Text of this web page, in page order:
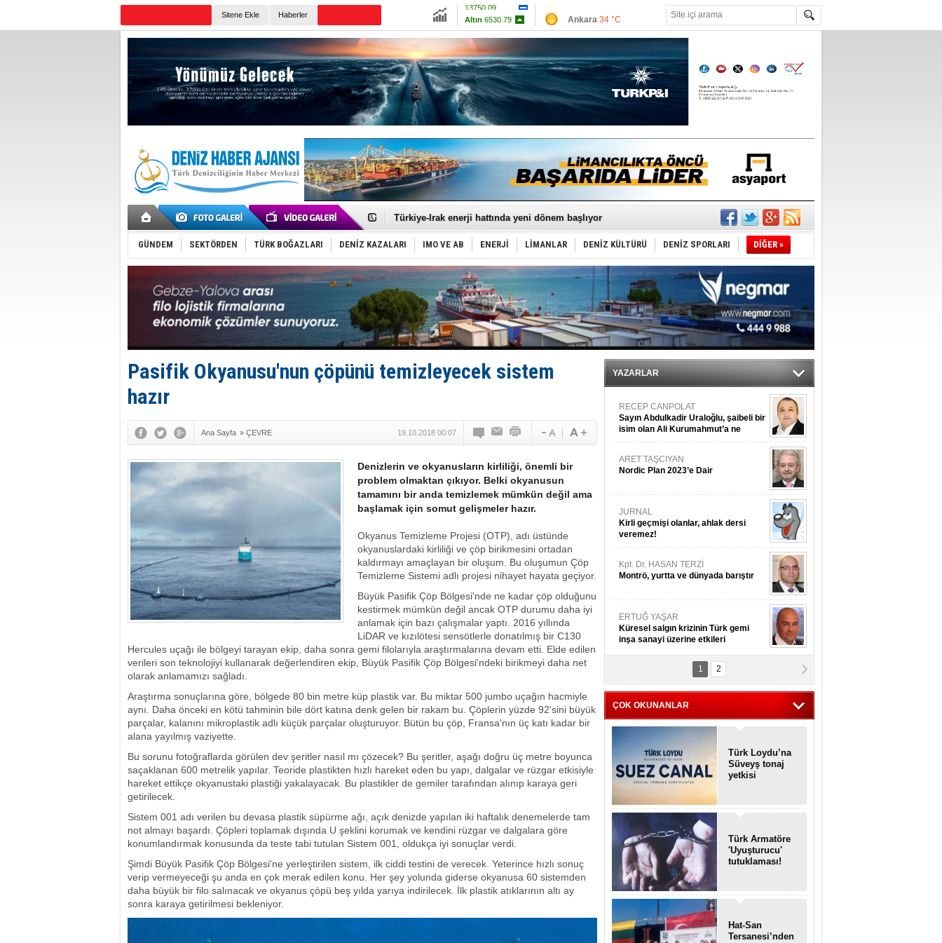
Sitene Ekle Haberler
Euro55.0212
Ankara 34 °C
Antalya31 °C
Muğla 36 °C
Çanakkale 35 °C
LNG taşımacılığında maliyetler katlandı
Türkiye-Irak enerji hattında yeni dönem başlıyor
Türk Armatöre 'Uyuşturucu' tutuklaması!
Deniz turizminde yeni ‘Ceza Rejimi’!
DÖDER, 28. Dönem Yönetim Kurulu Başkanını seçti!
Fairline, Türkiye’de ‘SoleMarin’i seçti
Baltık Denizi'nde tarih yazıldı!
Runit kubbesi okyanusun derinliklerinde halkı tehdit ediyor
Limana dadandılar, 10 tekneyi soydular!
Türk Loydu’na Süveyş tonaj yetkisi
Hüseyin Mengi: “Yapay Zekâ, Ustanın yerini alamaz”
Hat-San Tersanesi’nden yüzer havuza omurga: NB26
KOSDER’den Karadeniz için ‘Çağrı’!
GÜNDEM SEKTÖRDEN TÜRK BOĞAZLARI DENİZ KAZALARI IMO VE AB ENERJİ LİMANLAR DENİZ KÜLTÜRÜ DENİZ SPORLARI DİĞER »
Pasifik Okyanusu'nun çöpünü temizleyecek sistem
hazır
Ana Sayfa » ÇEVRE 19.10.2018 00:07
Denizlerin ve okyanusların kirliliği, önemli bir
problem olmaktan çıkıyor. Belki okyanusun
tamamını bir anda temizlemek mümkün değil ama
başlamak için somut gelişmeler hazır.
Okyanus Temizleme Projesi (OTP), adı üstünde
okyanuslardaki kirliliği ve çöp birikmesini ortadan
kaldırmayı amaçlayan bir oluşum. Bu oluşumun Çöp
Temizleme Sistemi adlı projesi nihayet hayata geçiyor.
Büyük Pasifik Çöp Bölgesi'nde ne kadar çöp olduğunu
kestirmek mümkün değil ancak OTP durumu daha iyi
anlamak için bazı çalışmalar yaptı. 2016 yıllında
LiDAR ve kızılötesi sensötlerle donatılmış bir C130
Hercules uçağı ile bölgeyi tarayan ekip, daha sonra gemi filolarıyla araştırmalarına devam etti. Elde edilen
verileri son teknolojiyi kullanarak değerlendiren ekip, Büyük Pasifik Çöp Bölgesi'ndeki birikmeyi daha net
olarak anlamamızı sağladı.
Araştırma sonuçlarına göre, bölgede 80 bin metre küp plastik var. Bu miktar 500 jumbo uçağın hacmiyle
aynı. Daha önceki en kötü tahminin bile dört katına denk gelen bir rakam bu. Çöplerin yüzde 92'sini büyük
parçalar, kalanını mikroplastik adlı küçük parçalar oluşturuyor. Bütün bu çöp, Fransa'nın üç katı kadar bir
alana yayılmış vaziyette.
Bu sorunu fotoğraflarda görülen dev şeritler nasıl mı çözecek? Bu şeritler, aşağı doğru üç metre boyunca
saçaklanan 600 metrelik yapılar. Teoride plastikten hızlı hareket eden bu yapı, dalgalar ve rüzgar etkisiyle
hareket ettikçe okyanustaki plastiği yakalayacak. Bu plastikler de gemiler tarafından alınıp karaya geri
getirilecek.
Sistem 001 adı verilen bu devasa plastik süpürme ağı, açık denizde yapılan iki haftalık denemelerde tam
not almayı başardı. Çöpleri toplamak dışında U şeklini korumak ve kendini rüzgar ve dalgalara göre
konumlandırmak konusunda da teste tabi tutulan Sistem 001, oldukça iyi sonuçlar verdi.
Şimdi Büyük Pasifik Çöp Bölgesi'ne yerleştirilen sistem, ilk ciddi testini de verecek. Yeterince hızlı sonuç
verip vermeyeceği şu anda en çok merak edilen konu. Her şey yolunda giderse okyanusa 60 sistemden
daha büyük bir filo salınacak ve okyanus çöpü beş yılda yarıya indirilecek. İlk plastik atıklarının altı ay
sonra karaya getirilmesi bekleniyor.
YAZARLAR
RECEP CANPOLAT
Sayın Abdulkadir Uraloğlu, şaibeli bir
isim olan Ali Kurumahmut’a ne
danışıyorsunuz?
ARET TAŞCIYAN
Nordic Plan 2023’e Dair
JURNAL
Kirli geçmişi olanlar, ahlak dersi
veremez!
Kpt. Dr. HASAN TERZİ
Montrö, yurtta ve dünyada barıştır
ERTUĞ YAŞAR
Küresel salgın krizinin Türk gemi
inşa sanayi üzerine etkileri
Kpt. MESUT AZMİ GÖKSOY
ithafen...
1 2
ÇOK OKUNANLAR
Türk Loydu’na
Süveyş tonaj
yetkisi
Türk Armatöre
'Uyuşturucu'
tutuklaması!
Hat-San
Tersanesi’nden